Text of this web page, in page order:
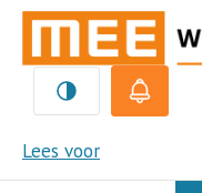
Lees voor
MEE
Handige